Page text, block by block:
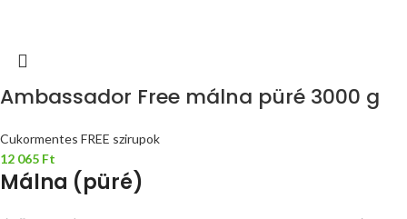
Ambassador Free málna püré 3000 g
Cukormentes FREE szirupok
12 065 Ft
Málna (püré)